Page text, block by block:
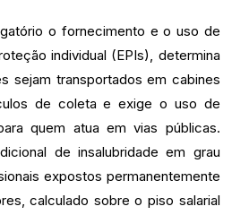
o fornecimento e o uso de
individual (EPIs), determina
sejam transportados em cabines
de coleta e exige o uso de
quem atua em vias públicas.
de insalubridade em grau
expostos permanentemente
calculado sobre o piso salarial